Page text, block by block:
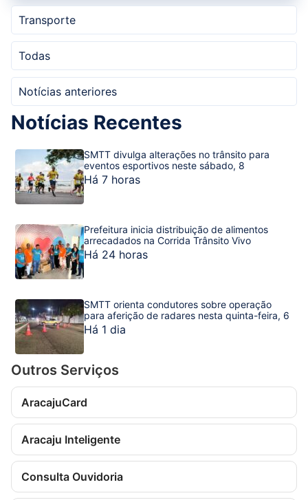
Transporte
Todas
Notícias anteriores
Notícias Recentes
SMTT divulga alterações no trânsito para
eventos esportivos neste sábado, 8
Há 7 horas
Prefeitura inicia distribuição de alimentos
arrecadados na Corrida Trânsito Vivo
Há 24 horas
SMTT orienta condutores sobre operação
para aferição de radares nesta quinta-feira, 6
Há 1 dia
Outros Serviços
AracajuCard
Aracaju Inteligente
Consulta Ouvidoria